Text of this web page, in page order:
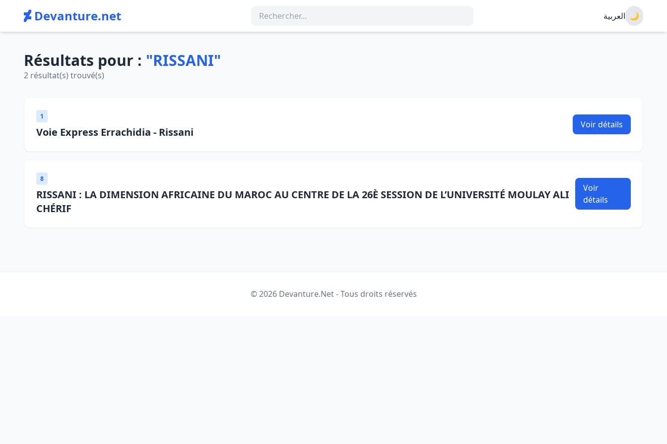
Devanture.net العربية 🌙
Résultats pour : "RISSANI"
2 résultat(s) trouvé(s)
1
Voie Express Errachidia - Rissani
Voir détails
8
RISSANI : LA DIMENSION AFRICAINE DU MAROC AU CENTRE DE LA 26È SESSION DE L’UNIVERSITÉ MOULAY ALI
CHÉRIF
Voir
détails
© 2026 Devanture.Net - Tous droits réservés